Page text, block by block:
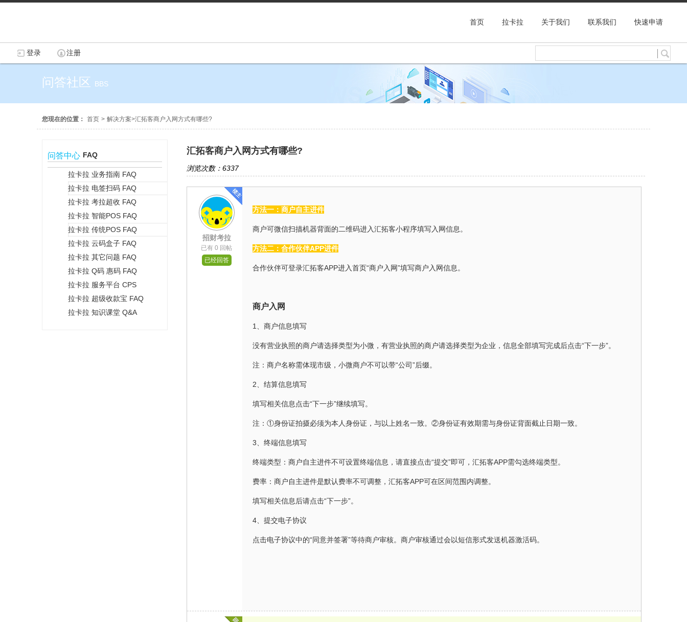
首页 拉卡拉 关于我们 联系我们 快速申请
登录 注册
问答社区 BBS
您现在的位置： 首页 > 解决方案>汇拓客商户入网方式有哪些?
问答中心 FAQ
拉卡拉 业务指南 FAQ
拉卡拉 电签扫码 FAQ
拉卡拉 考拉超收 FAQ
拉卡拉 智能POS FAQ
拉卡拉 传统POS FAQ
拉卡拉 云码盒子 FAQ
拉卡拉 其它问题 FAQ
拉卡拉 Q码 惠码 FAQ
拉卡拉 服务平台 CPS
拉卡拉 超级收款宝 FAQ
拉卡拉 知识课堂 Q&A
汇拓客商户入网方式有哪些?
浏览次数：6337
招财考拉
已有 0 回帖
已经回答
方法一：商户自主进件
商户可微信扫描机器背面的二维码进入汇拓客小程序填写入网信息。
方法二：合作伙伴APP进件
合作伙伴可登录汇拓客APP进入首页“商户入网”填写商户入网信息。
商户入网
1、商户信息填写
没有营业执照的商户请选择类型为小微，有营业执照的商户请选择类型为企业，信息全部填写完成后点击“下一步”。
注：商户名称需体现市级，小微商户不可以带“公司”后缀。
2、结算信息填写
填写相关信息点击“下一步”继续填写。
注：①身份证拍摄必须为本人身份证，与以上姓名一致。②身份证有效期需与身份证背面截止日期一致。
3、终端信息填写
终端类型：商户自主进件不可设置终端信息，请直接点击“提交”即可，汇拓客APP需勾选终端类型。
费率：商户自主进件是默认费率不可调整，汇拓客APP可在区间范围内调整。
填写相关信息后请点击“下一步”。
4、提交电子协议
点击电子协议中的“同意并签署”等待商户审核。商户审核通过会以短信形式发送机器激活码。